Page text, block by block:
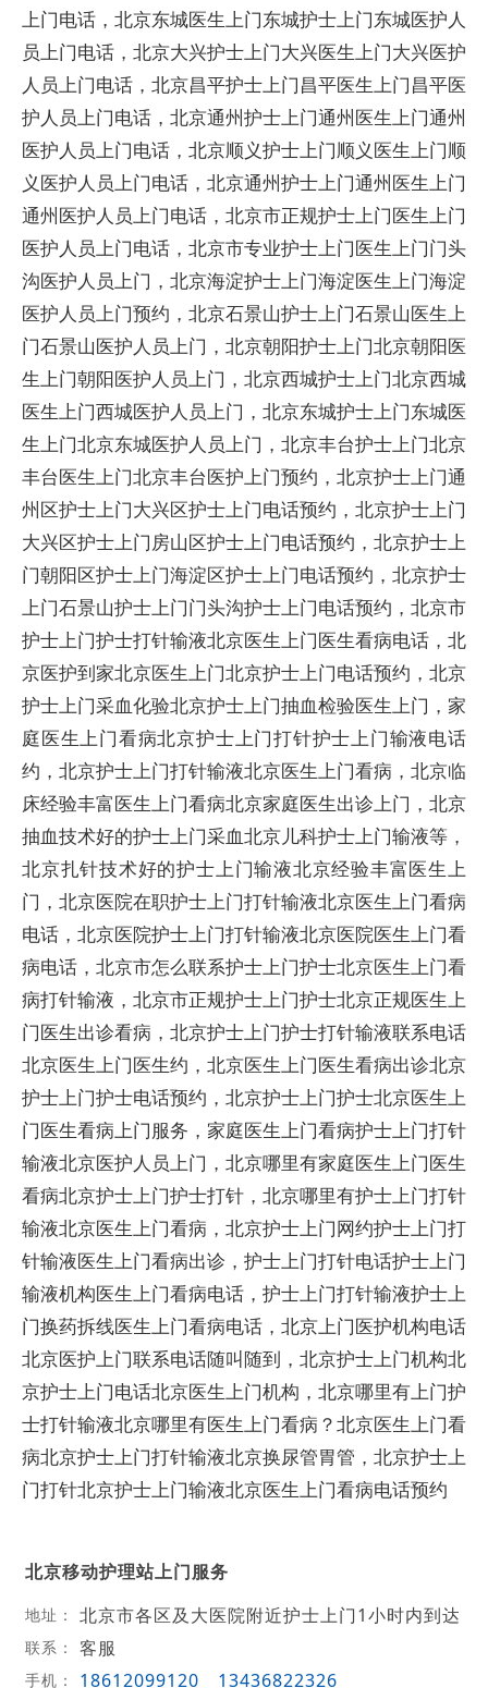
上门电话，北京东城医生上门东城护士上门东城医护人
员上门电话，北京大兴护士上门大兴医生上门大兴医护
人员上门电话，北京昌平护士上门昌平医生上门昌平医
护人员上门电话，北京通州护士上门通州医生上门通州
医护人员上门电话，北京顺义护士上门顺义医生上门顺
义医护人员上门电话，北京通州护士上门通州医生上门
通州医护人员上门电话，北京市正规护士上门医生上门
医护人员上门电话，北京市专业护士上门医生上门门头
沟医护人员上门，北京海淀护士上门海淀医生上门海淀
医护人员上门预约，北京石景山护士上门石景山医生上
门石景山医护人员上门，北京朝阳护士上门北京朝阳医
生上门朝阳医护人员上门，北京西城护士上门北京西城
医生上门西城医护人员上门，北京东城护士上门东城医
生上门北京东城医护人员上门，北京丰台护士上门北京
丰台医生上门北京丰台医护上门预约，北京护士上门通
州区护士上门大兴区护士上门电话预约，北京护士上门
大兴区护士上门房山区护士上门电话预约，北京护士上
门朝阳区护士上门海淀区护士上门电话预约，北京护士
上门石景山护士上门门头沟护士上门电话预约，北京市
护士上门护士打针输液北京医生上门医生看病电话，北
京医护到家北京医生上门北京护士上门电话预约，北京
护士上门采血化验北京护士上门抽血检验医生上门，家
庭医生上门看病北京护士上门打针护士上门输液电话
约，北京护士上门打针输液北京医生上门看病，北京临
床经验丰富医生上门看病北京家庭医生出诊上门，北京
抽血技术好的护士上门采血北京儿科护士上门输液等，
北京扎针技术好的护士上门输液北京经验丰富医生上
门，北京医院在职护士上门打针输液北京医生上门看病
电话，北京医院护士上门打针输液北京医院医生上门看
病电话，北京市怎么联系护士上门护士北京医生上门看
病打针输液，北京市正规护士上门护士北京正规医生上
门医生出诊看病，北京护士上门护士打针输液联系电话
北京医生上门医生约，北京医生上门医生看病出诊北京
护士上门护士电话预约，北京护士上门护士北京医生上
门医生看病上门服务，家庭医生上门看病护士上门打针
输液北京医护人员上门，北京哪里有家庭医生上门医生
看病北京护士上门护士打针，北京哪里有护士上门打针
输液北京医生上门看病，北京护士上门网约护士上门打
针输液医生上门看病出诊，护士上门打针电话护士上门
输液机构医生上门看病电话，护士上门打针输液护士上
门换药拆线医生上门看病电话，北京上门医护机构电话
北京医护上门联系电话随叫随到，北京护士上门机构北
京护士上门电话北京医生上门机构，北京哪里有上门护
士打针输液北京哪里有医生上门看病？北京医生上门看
病北京护士上门打针输液北京换尿管胃管，北京护士上
门打针北京护士上门输液北京医生上门看病电话预约
北京移动护理站上门服务
地址： 北京市各区及大医院附近护士上门1小时内到达
联系： 客服
手机： 18612099120 13436822326